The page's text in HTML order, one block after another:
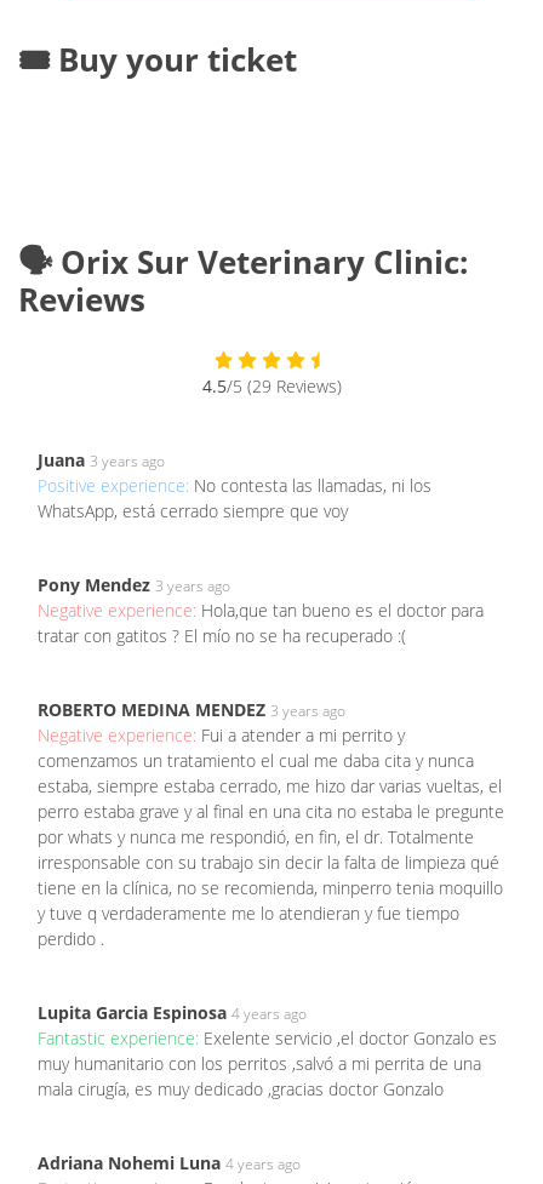
🎟️ Buy your ticket
🗣️ Orix Sur Veterinary Clinic:
Reviews
4.5/5 (29 Reviews)
Juana 3 years ago
Positive experience: No contesta las llamadas, ni los
WhatsApp, está cerrado siempre que voy
Pony Mendez 3 years ago
Negative experience: Hola,que tan bueno es el doctor para
tratar con gatitos ? El mío no se ha recuperado :(
ROBERTO MEDINA MENDEZ 3 years ago
Negative experience: Fui a atender a mi perrito y
comenzamos un tratamiento el cual me daba cita y nunca
estaba, siempre estaba cerrado, me hizo dar varias vueltas, el
perro estaba grave y al final en una cita no estaba le pregunte
por whats y nunca me respondió, en fin, el dr. Totalmente
irresponsable con su trabajo sin decir la falta de limpieza qué
tiene en la clínica, no se recomienda, minperro tenia moquillo
y tuve q verdaderamente me lo atendieran y fue tiempo
perdido .
Lupita Garcia Espinosa 4 years ago
Fantastic experience: Exelente servicio ,el doctor Gonzalo es
muy humanitario con los perritos ,salvó a mi perrita de una
mala cirugía, es muy dedicado ,gracias doctor Gonzalo
Adriana Nohemi Luna 4 years ago